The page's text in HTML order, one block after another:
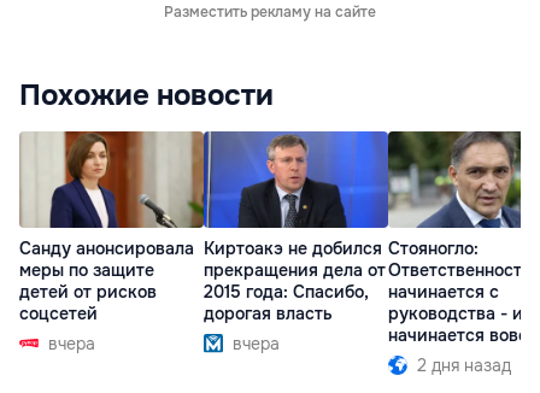
Разместить рекламу на сайте
Похожие новости
Санду анонсировала
меры по защите
детей от рисков
соцсетей
вчера
Киртоакэ не добился
прекращения дела от
2015 года: Спасибо,
дорогая власть
вчера
Стояногло:
Ответственность
начинается с
руководства -
начинается вовсе
2 дня назад